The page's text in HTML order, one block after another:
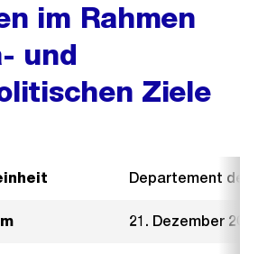
im Rahmen
und
Ziele
Departement der
21. Dezember